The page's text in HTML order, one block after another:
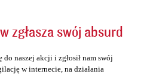
zgłasza swój absurd
naszej akcji i zgłosił nam swój
w internecie, na działania